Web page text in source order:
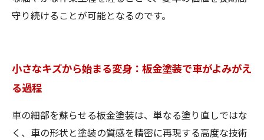
守り続けることが可能となるのです。
小さなキズから始まる変身：板金塗装で車がよみがえ
る過程
車の細部を蘇らせる板金塗装は、単なる塗り直しではな
く、車の形状と塗装の質感を精密に再現する高度な技術